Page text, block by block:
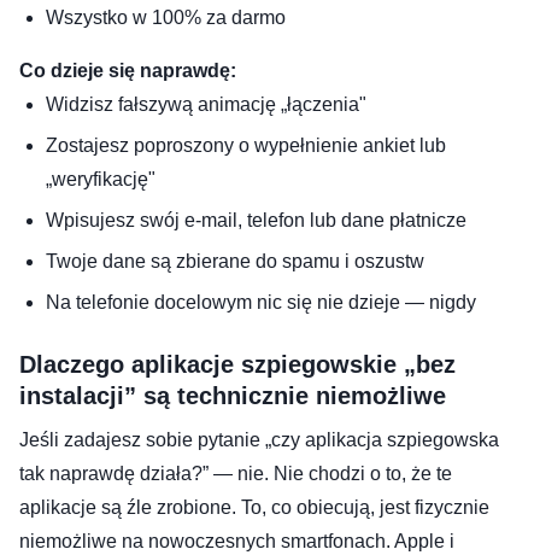
Wszystko w 100% za darmo
Co dzieje się naprawdę:
Widzisz fałszywą animację „łączenia"
Zostajesz poproszony o wypełnienie ankiet lub
„weryfikację"
Wpisujesz swój e-mail, telefon lub dane płatnicze
Twoje dane są zbierane do spamu i oszustw
Na telefonie docelowym nic się nie dzieje — nigdy
Dlaczego aplikacje szpiegowskie „bez
instalacji” są technicznie niemożliwe
Jeśli zadajesz sobie pytanie „czy aplikacja szpiegowska
tak naprawdę działa?” — nie. Nie chodzi o to, że te
aplikacje są źle zrobione. To, co obiecują, jest fizycznie
niemożliwe na nowoczesnych smartfonach. Apple i